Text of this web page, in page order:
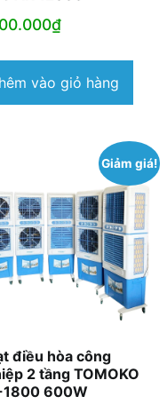
₫
vào giỏ hàng
Giảm giá!
điều hòa công
2 tầng TOMOKO
1800 600W